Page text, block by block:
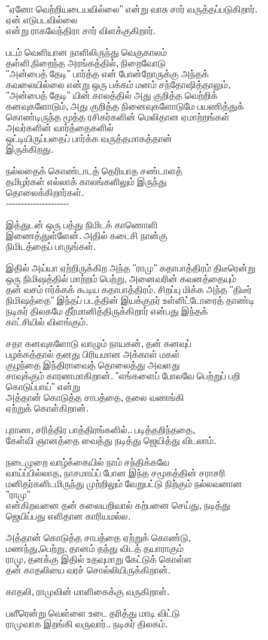
"ஏனோ வெற்றியடையவில்லை" என்று வாசு சார் வருத்தப்படுகிறார்.
ஏன் எடுபடவில்லை
என்று ராகவேந்திரா சார் விளக்குகிறார்.
படம் வெளியான நாளிலிருந்து வெகுகாலம்
தள்ளி,நிறைந்த அரங்கத்தில், நிறைவோடு
"அன்பைத் தேடி" பார்த்த என் போன்றோருக்கு அந்தக்
கவலையில்லை என்று ஒரு பக்கம் மனம் சந்தோஷித்தாலும்,
"அன்பைத் தேடி" யின் காலத்தில் அது குறித்த வெற்றிக்
கனவுகளோடும், அது குறித்த நினைவுகளோடுமே பயணித்துக்
கொண்டிருந்த மூத்த ரசிகர்களின் மெலிதான ஏமாற்றங்கள்
அவர்களின் வார்த்தைகளில்
ஒட்டியிருப்பதைப் பார்க்க வருத்தமாகத்தான்
இருக்கிறது.
நல்லதைக் கொண்டாடத் தெரியாத சண்டாளத்
தமிழர்கள் எல்லாக் காலங்களிலும் இருந்து
தொலைக்கிறார்கள்.
---------------------
இத்துடன் ஒரு பத்து நிமிடக் காணொளி
இணைத்துள்ளேன். அதில் கடைசி நான்கு
நிமிடத்தைப் பாருங்கள்.
இதில் அய்யா ஏற்றிருக்கிற அந்த "ராமு" கதாபாத்திரம் திடீரென்று
ஒரு நிமிஷத்தில் மாற்றம் பெற்று, அனைவரின் கவனத்தையும்
தன் வசம் ஈர்க்கக் கூடிய கதாபாத்திரம். சிறப்பு மிக்க அந்த "திடீர்
நிமிஷத்தை" இந்தப் படத்தின் இயக்குநர் உள்ளிட்டோரைத் தாண்டி
நடிகர் திலகமே தீர்மானித்திருக்கிறார் என்பது இந்தக்
காட்சியில் விளங்கும்.
சதா கனவுகளோடு வாழும் நாயகன், தன் கனவுப்
பழக்கத்தால் தனது பிரியமான அக்காள் மகள்
குழந்தை இந்திராவைத் தொலைத்து அவளது
சாவுக்கும் காரணமாகிறான். "எங்களைப் போலவே பெற்றுப் பறி
கொடுப்பாய்" என்று
அத்தான் கொடுத்த சாபத்தை, தலை வணங்கி
ஏற்றுக் கொள்கிறான்.
புராண, சரித்திர பாத்திரங்களில்.. படித்தறிந்ததை,
கேள்வி ஞானத்தை வைத்து நடித்து ஜெயித்து விடலாம்.
நடைமுறை வாழ்க்கையில் நாம் சந்திக்கவே
வாய்ப்பில்லாத, நாசமாய்ப் போன இந்த சமூகத்தின் சராசரி
மனிதர்களிடமிருந்து முற்றிலும் வேறுபட்டு நிற்கும் நல்லவனான
"ராமு"
என்கிறவனை தன் கலையறிவால் கற்பனை செய்து, நடித்து
ஜெயிப்பது எளிதான காரியமல்ல.
அத்தான் கொடுத்த சாபத்தை ஏற்றுக் கொண்டு,
மணந்து,பெற்று, தானம் தந்து விடத் தயாராகும்
ராமு, தனக்கு இதில் உதவுமாறு கேட்டுக் கொள்ள
தன் காதலியை வரச் சொல்லியிருக்கிறான்.
காதலி, ராமுவின் மாளிகைக்கு வருகிறாள்.
பளீரென்று வெள்ளை உடை தரித்து மாடி விட்டு
ராமுவாக இறங்கி வருவார்.. நடிகர் திலகம்.